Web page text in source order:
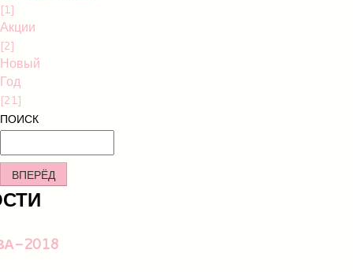
[1]
Акции
[2]
Новый
Год
[21]
ПОИСК
ВПЕРЁД
2018